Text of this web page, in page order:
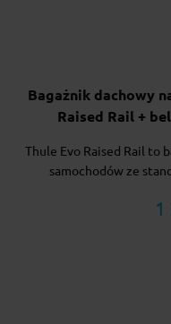
Bagażnik dachowy
Raised Rail +
Thule Evo Raised Rail to
samochodów ze
1